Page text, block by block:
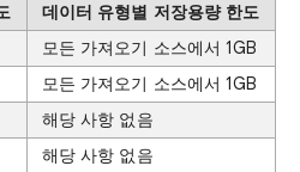
데이터 유형별 저장용량 한도
모든 가져오기 소스에서 1GB
모든 가져오기 소스에서 1GB
해당 사항 없음
해당 사항 없음